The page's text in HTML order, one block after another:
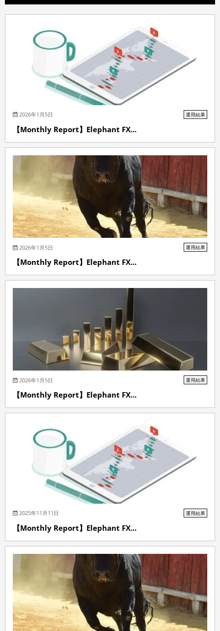
2026年1月5日 運用結果
【Monthly Report】Elephant FX...
2026年1月5日 運用結果
【Monthly Report】Elephant FX...
2026年1月5日 運用結果
【Monthly Report】Elephant FX...
2025年11月11日 運用結果
【Monthly Report】Elephant FX...